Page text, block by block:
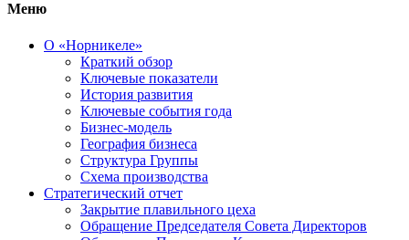
Меню
О «Норникеле»
Краткий обзор
Ключевые показатели
История развития
Ключевые события года
Бизнес-модель
География бизнеса
Структура Группы
Схема производства
Стратегический отчет
Закрытие плавильного цеха
Обращение Председателя Совета Директоров